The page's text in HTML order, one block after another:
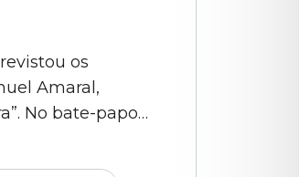
os
Amaral,
No bate-papo
jornalísticos